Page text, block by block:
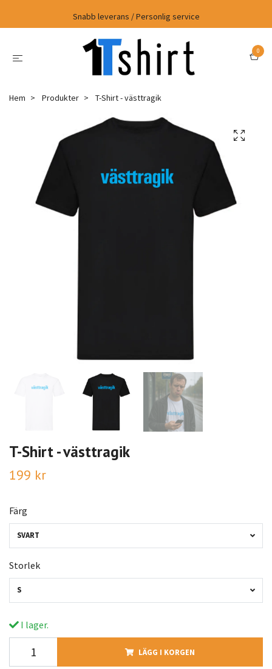
Snabb leverans / Personlig service
0
Hem Produkter T-Shirt - västtragik
T-Shirt - västtragik
199 kr
Färg
SVART
Storlek
S
I lager.
LÄGG I KORGEN